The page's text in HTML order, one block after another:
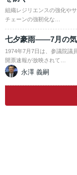
組織レジリエンスの強化や
チェーンの強靭化な…
七夕豪雨――7月の
1974年7月7日は、参議院議
開票速報が放映されて…
永澤 義嗣